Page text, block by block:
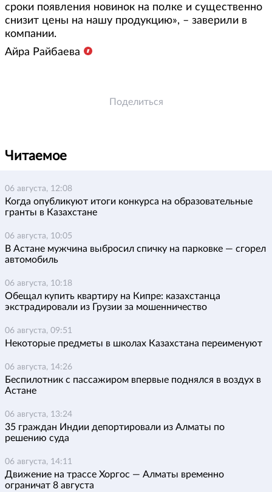
сроки появления новинок на полке и существенно
снизит цены на нашу продукцию», – заверили в
компании.
Айра Райбаева
Поделиться
Читаемое
06 августа, 12:08
Когда опубликуют итоги конкурса на образовательные
гранты в Казахстане
06 августа, 10:05
В Астане мужчина выбросил спичку на парковке — сгорел
автомобиль
06 августа, 10:18
Обещал купить квартиру на Кипре: казахстанца
экстрадировали из Грузии за мошенничество
06 августа, 09:51
Некоторые предметы в школах Казахстана переименуют
06 августа, 14:26
Беспилотник с пассажиром впервые поднялся в воздух в
Астане
06 августа, 13:24
35 граждан Индии депортировали из Алматы по
решению суда
06 августа, 14:11
Движение на трассе Хоргос — Алматы временно
ограничат 8 августа